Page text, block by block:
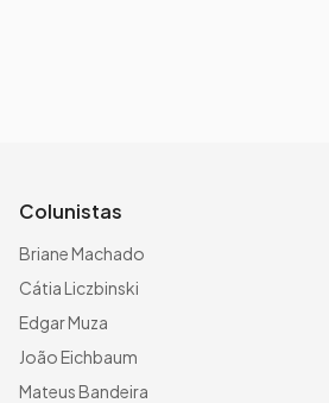
Colunistas
Briane Machado
Cátia Liczbinski
Edgar Muza
João Eichbaum
Mateus Bandeira